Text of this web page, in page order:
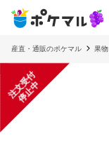
産直・通販のポケマル 果物
注
文
受
付
停
止
中